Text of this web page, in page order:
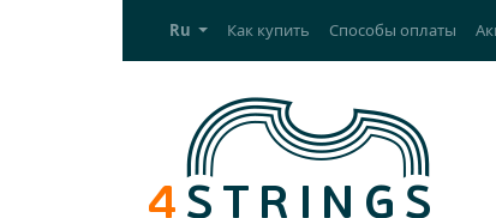
Ru Как купить Способы оплаты